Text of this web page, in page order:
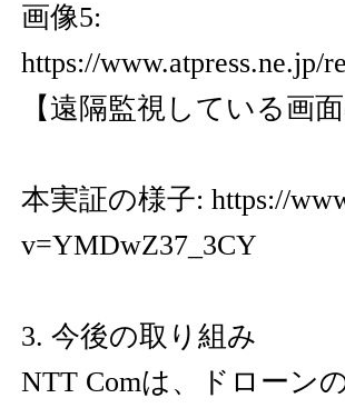
画像5:
https://www.atpress.ne.jp/
【遠隔監視している画面
本実証の様子: https://
v=YMDwZ37_3CY
3. 今後の取り組み
NTT Comは、ドローン